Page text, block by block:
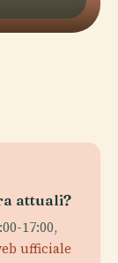
attuali?
17:00,
ufficiale